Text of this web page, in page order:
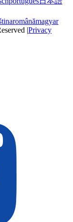
românămagyar
|Privacy